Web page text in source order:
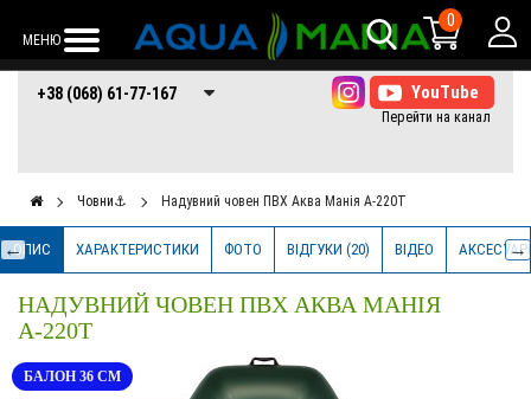
МЕНЮ
0
+38 (068) 61-77-
167
+38 (066) 61-77-+38 (073) 61-77-
167
+38 (068) 61-77-167
Човни⚓ Надувний човен ПВХ Аква Манія А-220Т
ОПИС ХАРАКТЕРИСТИКИ ФОТО ВІДГУКИ (20) ВІДЕО
НАДУВНИЙ ЧОВЕН ПВХ АКВА МАНІЯ
А-220Т
БАЛОН 36 СМ